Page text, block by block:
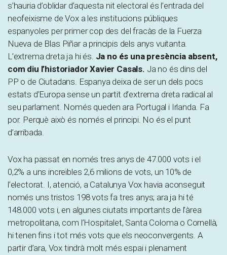
s’hauria d’oblidar d’aquesta nit electoral és l’entrada del
neofeixisme de Vox a les institucions públiques
espanyoles per primer cop des del fracàs de la Fuerza
Nueva de Blas Piñar a principis dels anys vuitanta.
L’extrema dreta ja hi és. Ja no és una presència absent,
com diu l’historiador Xavier Casals. Ja no és dins del
PP o de Ciutadans. Espanya deixa de ser un dels pocs
estats d’Europa sense un partit d’extrema dreta radical al
seu parlament. Només queden ara Portugal i Irlanda. Fa
por. Perquè això és només el principi. No és el punt
d’arribada.
Vox ha passat en només tres anys de 47.000 vots i el
0,2% a uns increïbles 2,6 milions de vots, un 10% de
l’electorat. I, atenció, a Catalunya Vox havia aconseguit
només uns tristos 198 vots fa tres anys; ara ja hi té
148.000 vots i, en algunes ciutats importants de l’àrea
metropolitana, com l’Hospitalet, Santa Coloma o Cornellà,
hi tenen fins i tot més vots que els neoconvergents. A
partir d’ara, Vox tindrà molt més espai i plenament